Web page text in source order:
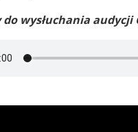
wysłuchania audycji